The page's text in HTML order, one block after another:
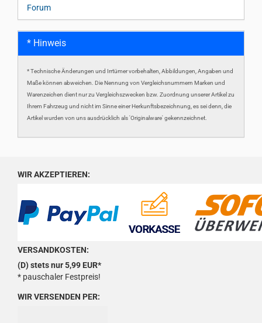
Forum
* Hinweis
* Technische Änderungen und Irrtümer vorbehalten, Abbildungen, Angaben und
Maße können abweichen. Die Nennung von Vergleichsnummern Marken und
Warenzeichen dient nur zu Vergleichszwecken bzw. Zuordnung unserer Artikel zu
Ihrem Fahrzeug und nicht im Sinne einer Herkunftsbezeichnung, es sei denn, die
Artikel wurden von uns ausdrücklich als 'Originalware' gekennzeichnet.
WIR AKZEPTIEREN:
VERSANDKOSTEN:
(D) stets nur 5,99 EUR*
* pauschaler Festpreis!
WIR VERSENDEN PER: